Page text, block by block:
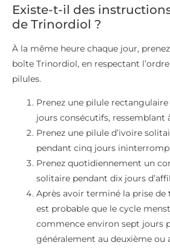
Existe-t-il des
de Trinordiol ?
À la même heure chaque jour,
boîte Trinordiol, en respectant
pilules.
Prenez une pilule
jours consécutifs, ressemblant
Prenez une pilule d’ivoire
pendant cinq jours
Prenez quotidiennement un
solitaire pendant dix jours
Après avoir terminé la prise de
est probable que le cycle
commence environ sept jours
généralement au deuxième ou